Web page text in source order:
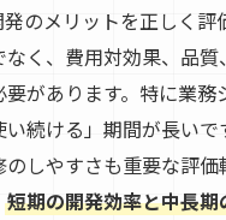
のメリットを正しく評
く、費用対効果、品質
があります。特に業務
続ける」期間が長いで
しやすさも重要な評価
短期の開発効率と中長期